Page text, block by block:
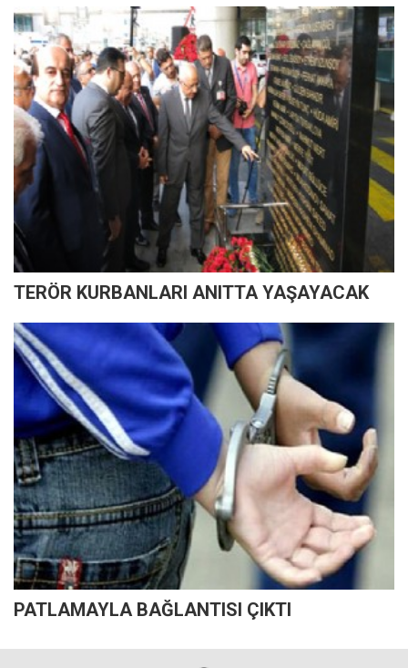
TERÖR KURBANLARI ANITTA YAŞAYACAK
PATLAMAYLA BAĞLANTISI ÇIKTI